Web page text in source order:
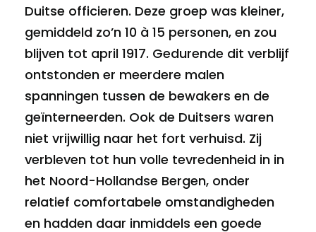
Duitse officieren. Deze groep was kleiner,
gemiddeld zo’n 10 à 15 personen, en zou
blijven tot april 1917. Gedurende dit verblijf
ontstonden er meerdere malen
spanningen tussen de bewakers en de
geïnterneerden. Ook de Duitsers waren
niet vrijwillig naar het fort verhuisd. Zij
verbleven tot hun volle tevredenheid in in
het Noord-Hollandse Bergen, onder
relatief comfortabele omstandigheden
en hadden daar inmiddels een goede